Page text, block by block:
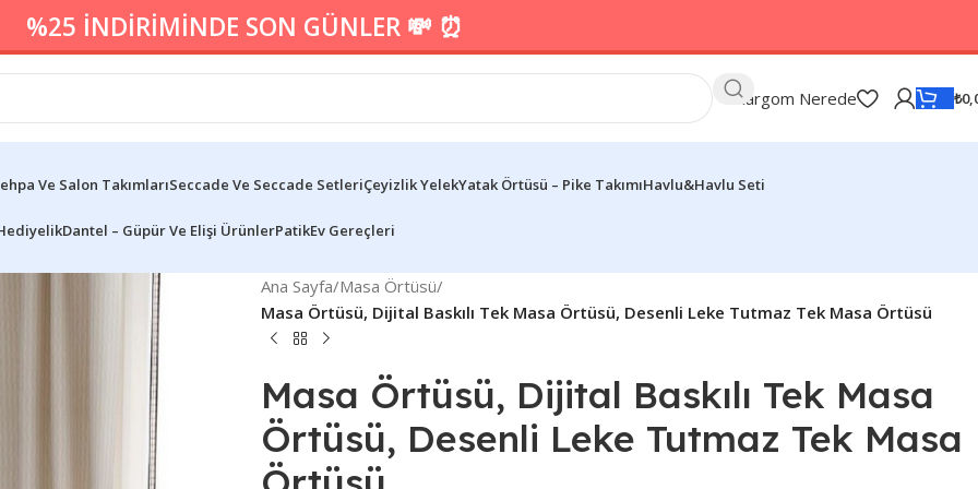
%25 İNDİRİMİNDE SON GÜNLER 💸 ⏰
Kargom Nerede ₺
Ve Salon TakımlarıSeccade Ve Seccade SetleriÇeyizlik YelekYatak Örtüsü – Pike TakımıHavlu&Havlu Seti
Dantel – Güpür Ve Elişi ÜrünlerPatikEv Gereçleri
Ana Sayfa/Masa Örtüsü/
Masa Örtüsü, Dijital Baskılı Tek Masa Örtüsü, Desenli Leke Tutmaz Tek Masa Örtüsü
Masa Örtüsü, Dijital Baskılı Tek Masa
Örtüsü, Desenli Leke Tutmaz Tek Masa